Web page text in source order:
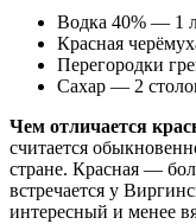
Водка 40% — 1
Красная
Перегородки
Сахар — 2
Чем отличается
считается
стране. Красная —
встречается у
интересный и менее